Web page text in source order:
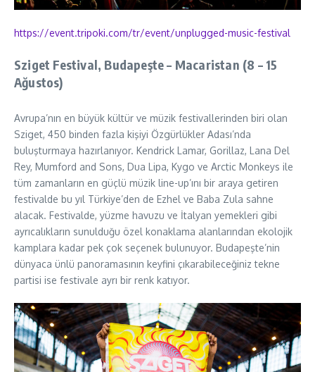
https://event.tripoki.com/tr/event/unplugged-music-festival
Sziget Festival, Budapeşte – Macaristan (8 – 15
Ağustos)
Avrupa’nın en büyük kültür ve müzik festivallerinden biri olan
Sziget, 450 binden fazla kişiyi Özgürlükler Adası’nda
buluşturmaya hazırlanıyor. Kendrick Lamar, Gorillaz, Lana Del
Rey, Mumford and Sons, Dua Lipa, Kygo ve Arctic Monkeys ile
tüm zamanların en güçlü müzik line-up’ını bir araya getiren
festivalde bu yıl Türkiye’den de Ezhel ve Baba Zula sahne
alacak. Festivalde, yüzme havuzu ve İtalyan yemekleri gibi
ayrıcalıkların sunulduğu özel konaklama alanlarından ekolojik
kamplara kadar pek çok seçenek bulunuyor. Budapeşte’nin
dünyaca ünlü panoramasının keyfini çıkarabileceğiniz tekne
partisi ise festivale ayrı bir renk katıyor.